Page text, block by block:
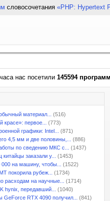
словосочетания «PHP: Hypertext
нас посетили 145594
материал...
(516)
первое...
(773)
графики: Intel...
(871)
4,5 мм и две половины,...
(886)
по сведению МКС с...
(1437)
заказали у...
(1453)
на машину, чтобы...
(1522)
покорила рубеж...
(1734)
расходам на научные...
(1714)
hynix, передавший...
(1040)
GeForce RTX 4090 получил...
(841)